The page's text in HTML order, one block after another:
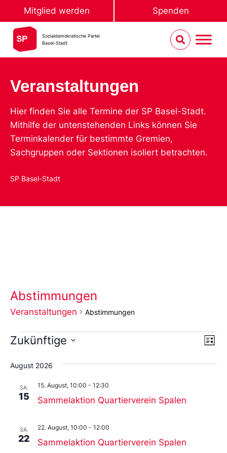
Mitglied werden Spenden
Sozialdemokratische Partei
Basel-Stadt
Veranstaltungen
Hier finden Sie alle Termine der SP Basel-Stadt.
Mithilfe der untenstehenden Links können Sie
Terminkalender für bestimmte Gremien,
Sachgruppen oder Sektionen isoliert betrachten.
SP Basel-Stadt
Abstimmungen
Veranstaltungen Abstimmungen
Liste
Zukünftige
Sie
das
aus.
August 2026
SA.
15 Sammelaktion Quartierverein Spalen
15. August, 10:00 - 12:30
SA.
22 Sammelaktion Quartierverein Spalen
22. August, 10:00 - 12:00